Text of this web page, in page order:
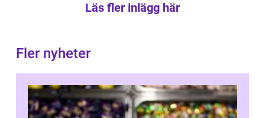
Läs fler inlägg här
Fler nyheter